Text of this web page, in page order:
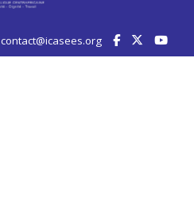
contact@icasees.org